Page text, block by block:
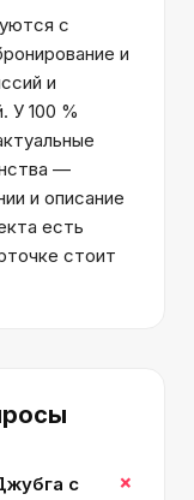
с
и
и
У 100 %
—
и описание
есть
стоит
с
+